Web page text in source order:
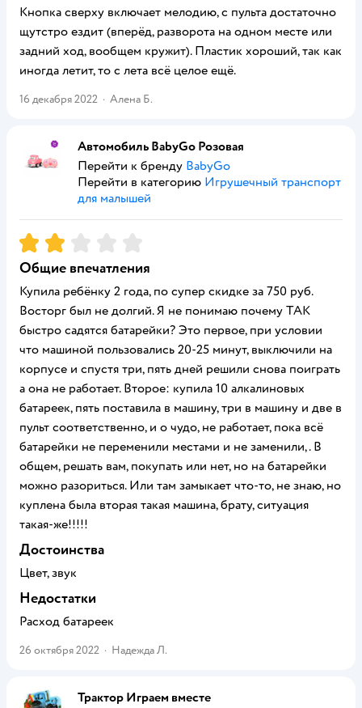
Кнопка сверху включает мелодию, с пульта достаточно
щутстро ездит (вперёд, разворота на одном месте или
задний ход, вообщем кружит). Пластик хороший, так как
иногда летит, то с лета всё целое ещё.
16 декабря 2022 · Алена Б.
Автомобиль BabyGo Розовая
Перейти к бренду BabyGo
Перейти в категорию Игрушечный транспорт
для малышей
Рейтинг:2
Общие впечатления
Купила ребёнку 2 года, по супер скидке за 750 руб.
Восторг был не долгий. Я не понимаю почему ТАК
быстро садятся батарейки? Это первое, при условии
что машиной пользовались 20-25 минут, выключили на
корпусе и спустя три, пять дней решили снова поиграть
а она не работает. Второе: купила 10 алкалиновых
батареек, пять поставила в машину, три в машину и две в
пульт соответственно, и о чудо, не работает, пока всё
батарейки не переменили местами и не заменили,. В
общем, решать вам, покупать или нет, но на батарейки
можно разориться. Или там замыкает что-то, не знаю, но
куплена была вторая такая машина, брату, ситуация
такая-же!!!!!
Достоинства
Цвет, звук
Недостатки
Расход батареек
26 октября 2022 · Надежда Л.
Трактор Играем вместе